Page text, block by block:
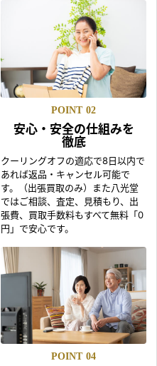
POINT 02
安心・安全の仕組みを
徹底
クーリングオフの適応で8日以内で
あれば返品・キャンセル可能で
す。（出張買取のみ）また八光堂
ではご相談、査定、見積もり、出
張費、買取手数料もすべて無料「0
円」で安心です。
POINT 04